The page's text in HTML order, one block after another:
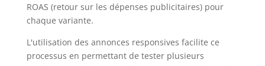
ROAS (retour sur les dépenses publicitaires) pour
chaque variante.
L'utilisation des annonces responsives facilite ce
processus en permettant de tester plusieurs